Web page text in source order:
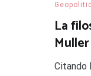
La
Muller
Citando